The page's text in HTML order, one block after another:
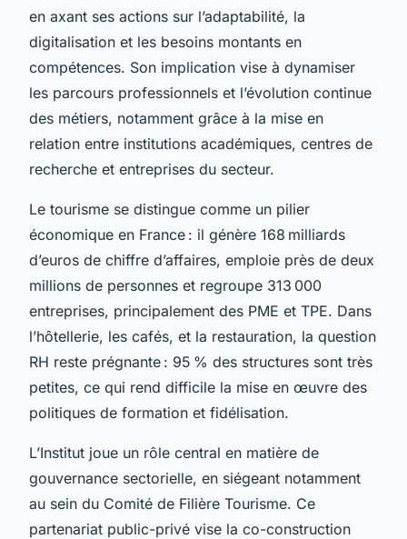
en axant ses actions sur l’adaptabilité, la
digitalisation et les besoins montants en
compétences. Son implication vise à dynamiser
les parcours professionnels et l’évolution continue
des métiers, notamment grâce à la mise en
relation entre institutions académiques, centres de
recherche et entreprises du secteur.
Le tourisme se distingue comme un pilier
économique en France : il génère 168 milliards
d’euros de chiffre d’affaires, emploie près de deux
millions de personnes et regroupe 313 000
entreprises, principalement des PME et TPE. Dans
l’hôtellerie, les cafés, et la restauration, la question
RH reste prégnante : 95 % des structures sont très
petites, ce qui rend difficile la mise en œuvre des
politiques de formation et fidélisation.
L’Institut joue un rôle central en matière de
gouvernance sectorielle, en siégeant notamment
au sein du Comité de Filière Tourisme. Ce
partenariat public-privé vise la co-construction